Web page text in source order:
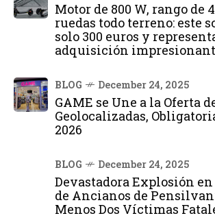
Motor de 800 W, rango de
ruedas todo terreno: este
solo 300 euros y
adquisición
BLOG December 24, 2025
GAME se Une a la Oferta
Geolocalizadas,
2026
BLOG December 24, 2025
Devastadora Explosión
de Ancianos de
Menos Dos Víctimas